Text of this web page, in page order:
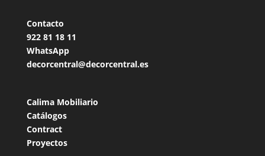
Contacto
922 81 18 11
WhatsApp
decorcentral@decorcentral.es
Calima Mobiliario
Catálogos
Contract
Proyectos